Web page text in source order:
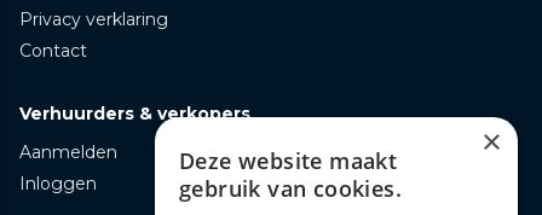
Privacy verklaring
Contact
Verhuurders & verkopers
Aanmelden
Inloggen
×
Deze website maakt
gebruik van cookies.